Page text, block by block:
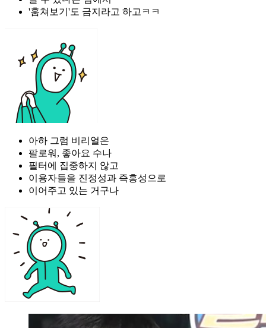
'훔쳐보기'도 금지라고 하고ㅋㅋ
아하 그럼 비리얼은
팔로워, 좋아요 수나
필터에 집중하지 않고
이용자들을 진정성과 즉흥성으로
이어주고 있는 거구나